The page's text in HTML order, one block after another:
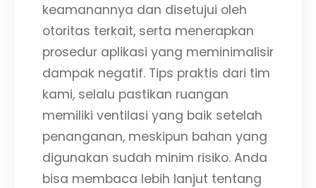
keamanannya dan disetujui oleh
otoritas terkait, serta menerapkan
prosedur aplikasi yang meminimalisir
dampak negatif. Tips praktis dari tim
kami, selalu pastikan ruangan
memiliki ventilasi yang baik setelah
penanganan, meskipun bahan yang
digunakan sudah minim risiko. Anda
bisa membaca lebih lanjut tentang